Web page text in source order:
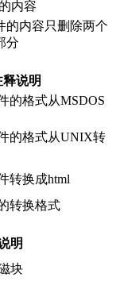
内容
的内容只删除两个
分
释说明
的格式从MSDOS
的格式从UNIX转
转换成html
转换格式
明
块